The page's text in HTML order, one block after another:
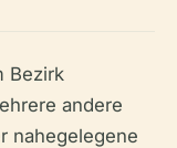
Bezirk
andere
nahegelegene